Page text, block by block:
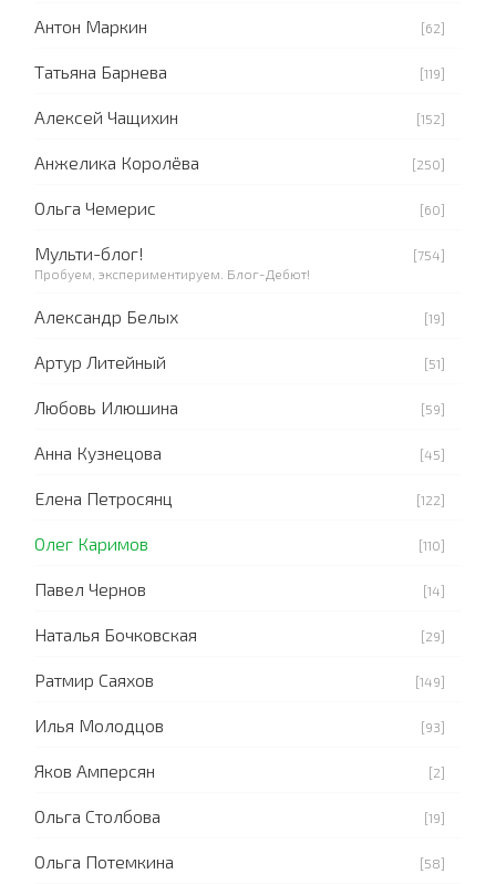
Антон Маркин [62]
Татьяна Барнева [119]
Алексей Чащихин [152]
Анжелика Королёва [250]
Ольга Чемерис [60]
Мульти-блог!
[754]
Пробуем, экспериментируем. Блог-Дебют!
Александр Белых [19]
Артур Литейный [51]
Любовь Илюшина [59]
Анна Кузнецова [45]
Елена Петросянц [122]
Олег Каримов [110]
Павел Чернов [14]
Наталья Бочковская [29]
Ратмир Саяхов [149]
Илья Молодцов [93]
Яков Амперсян [2]
Ольга Столбова [19]
Ольга Потемкина [58]